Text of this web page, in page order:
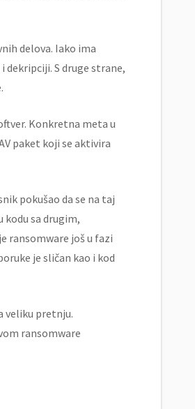
delova. Iako ima
dekripciji. S druge strane,
Konkretna meta u
paket koji se aktivira
pokušao da se na taj
sa drugim,
ransomware još u fazi
je sličan kao i kod
veliku pretnju.
ransomware